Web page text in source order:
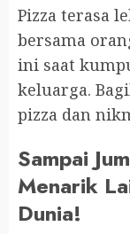
Pizza terasa
bersama
ini saat
keluarga.
pizza dan
Sampai
Menarik
Dunia!